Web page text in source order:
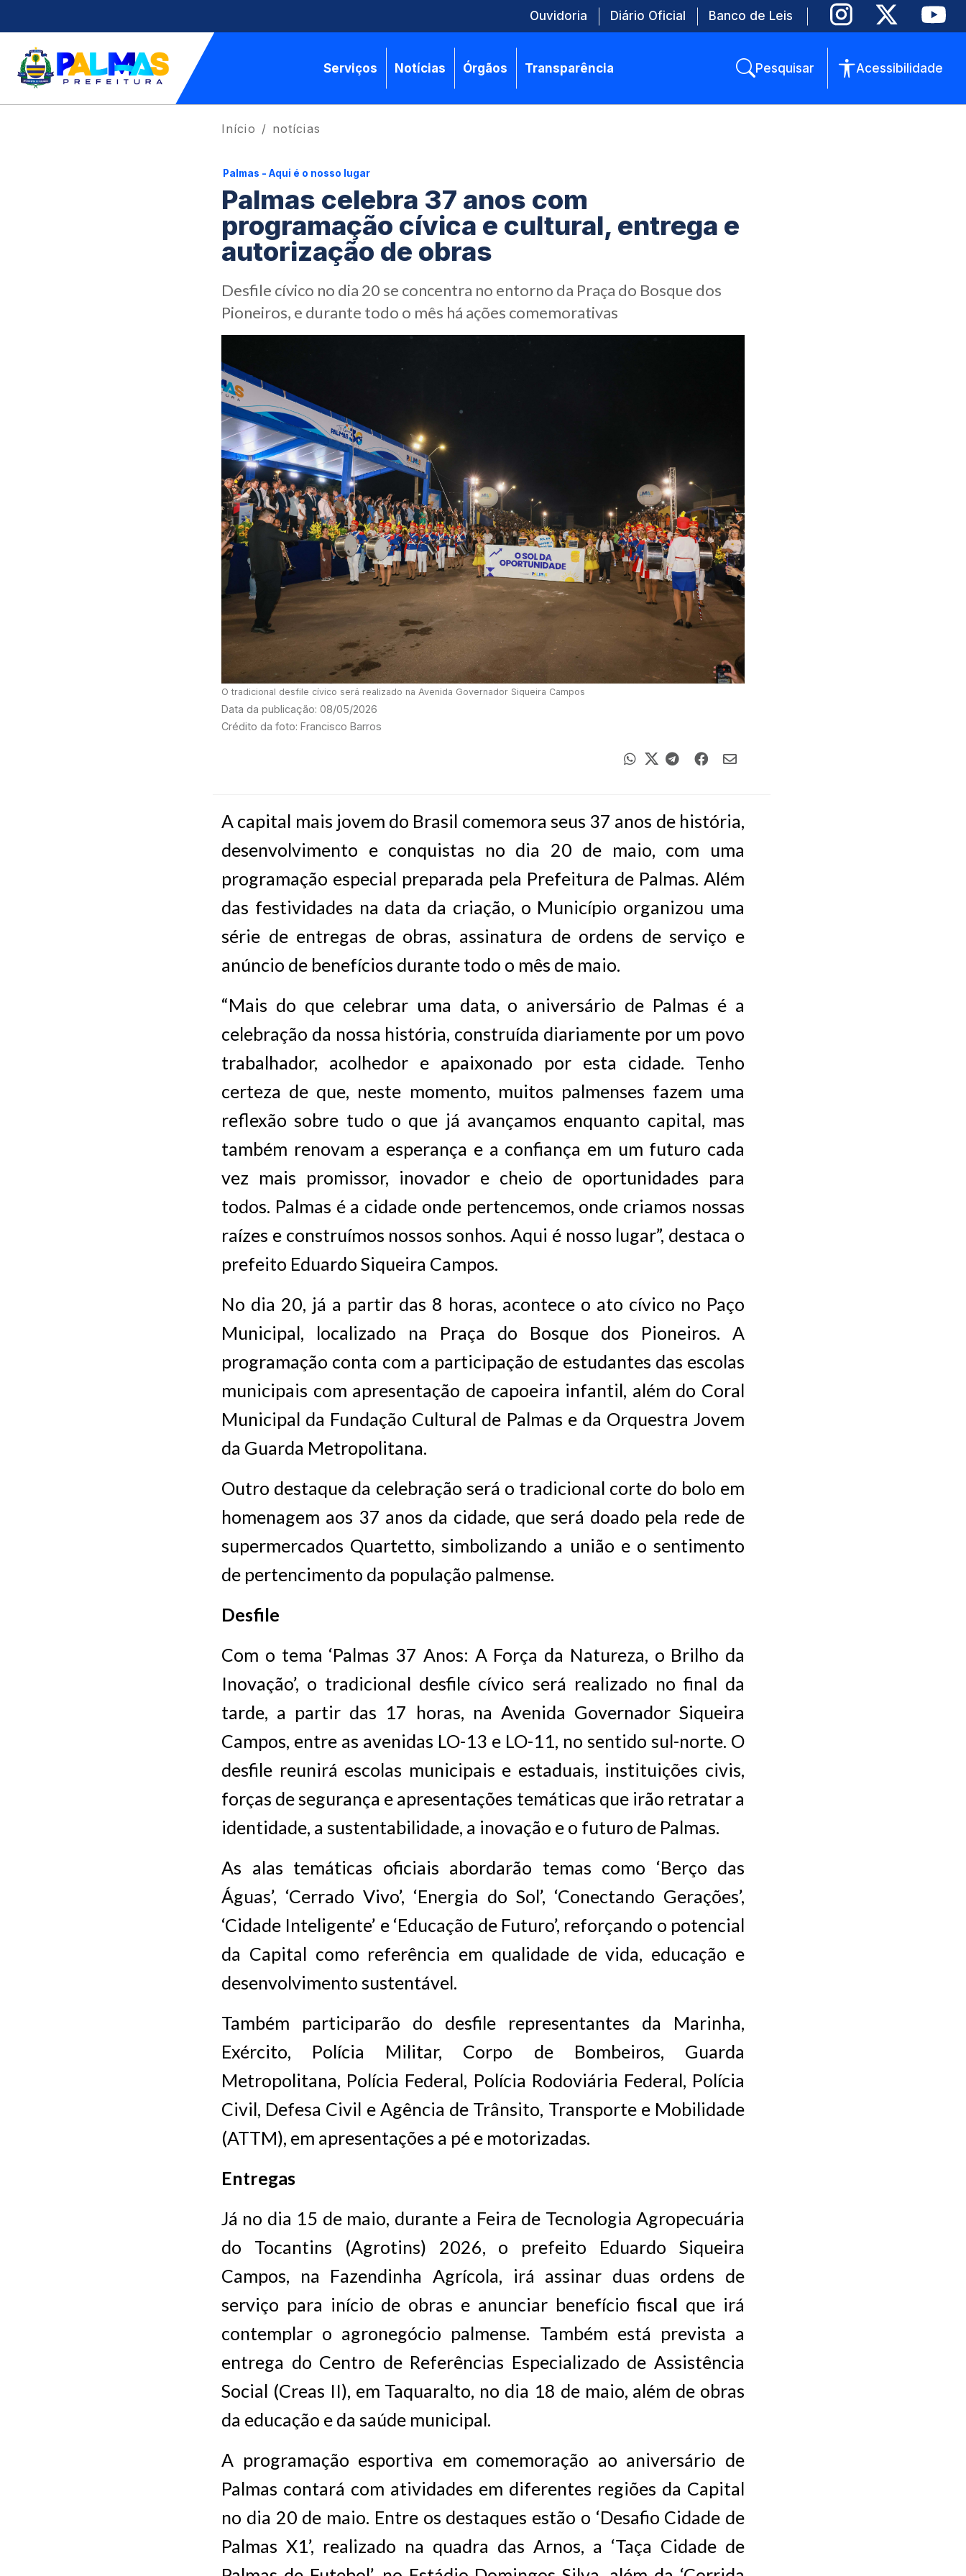
Ouvidoria Diário Oficial Banco de Leis
Serviços Notícias Órgãos Transparência Pesquisar Acessibilidade
Início notícias
Palmas - Aqui é o nosso lugar
Palmas celebra 37 anos com
programação cívica e cultural, entrega e
autorização de obras
Desfile cívico no dia 20 se concentra no entorno da Praça do Bosque dos
Pioneiros, e durante todo o mês há ações comemorativas
O tradicional desfile cívico será realizado na Avenida Governador Siqueira Campos
Data da publicação: 08/05/2026
Crédito da foto: Francisco Barros
A capital mais jovem do Brasil comemora seus 37 anos de história,
desenvolvimento e conquistas no dia 20 de maio, com uma
programação especial preparada pela Prefeitura de Palmas. Além
das festividades na data da criação, o Município organizou uma
série de entregas de obras, assinatura de ordens de serviço e
anúncio de benefícios durante todo o mês de maio.
“Mais do que celebrar uma data, o aniversário de Palmas é a
celebração da nossa história, construída diariamente por um povo
trabalhador, acolhedor e apaixonado por esta cidade. Tenho
certeza de que, neste momento, muitos palmenses fazem uma
reflexão sobre tudo o que já avançamos enquanto capital, mas
também renovam a esperança e a confiança em um futuro cada
vez mais promissor, inovador e cheio de oportunidades para
todos. Palmas é a cidade onde pertencemos, onde criamos nossas
raízes e construímos nossos sonhos. Aqui é nosso lugar”, destaca o
prefeito Eduardo Siqueira Campos.
No dia 20, já a partir das 8 horas, acontece o ato cívico no Paço
Municipal, localizado na Praça do Bosque dos Pioneiros. A
programação conta com a participação de estudantes das escolas
municipais com apresentação de capoeira infantil, além do Coral
Municipal da Fundação Cultural de Palmas e da Orquestra Jovem
da Guarda Metropolitana.
Outro destaque da celebração será o tradicional corte do bolo em
homenagem aos 37 anos da cidade, que será doado pela rede de
supermercados Quartetto, simbolizando a união e o sentimento
de pertencimento da população palmense.
Desfile
Com o tema ‘Palmas 37 Anos: A Força da Natureza, o Brilho da
Inovação’, o tradicional desfile cívico será realizado no final da
tarde, a partir das 17 horas, na Avenida Governador Siqueira
Campos, entre as avenidas LO-13 e LO-11, no sentido sul-norte. O
desfile reunirá escolas municipais e estaduais, instituições civis,
forças de segurança e apresentações temáticas que irão retratar a
identidade, a sustentabilidade, a inovação e o futuro de Palmas.
As alas temáticas oficiais abordarão temas como ‘Berço das
Águas’, ‘Cerrado Vivo’, ‘Energia do Sol’, ‘Conectando Gerações’,
‘Cidade Inteligente’ e ‘Educação de Futuro’, reforçando o potencial
da Capital como referência em qualidade de vida, educação e
desenvolvimento sustentável.
Também participarão do desfile representantes da Marinha,
Exército, Polícia Militar, Corpo de Bombeiros, Guarda
Metropolitana, Polícia Federal, Polícia Rodoviária Federal, Polícia
Civil, Defesa Civil e Agência de Trânsito, Transporte e Mobilidade
(ATTM), em apresentações a pé e motorizadas.
Entregas
Já no dia 15 de maio, durante a Feira de Tecnologia Agropecuária
do Tocantins (Agrotins) 2026, o prefeito Eduardo Siqueira
Campos, na Fazendinha Agrícola, irá assinar duas ordens de
serviço para início de obras e anunciar benefício fiscal que irá
contemplar o agronegócio palmense. Também está prevista a
entrega do Centro de Referências Especializado de Assistência
Social (Creas II), em Taquaralto, no dia 18 de maio, além de obras
da educação e da saúde municipal.
A programação esportiva em comemoração ao aniversário de
Palmas contará com atividades em diferentes regiões da Capital
no dia 20 de maio. Entre os destaques estão o ‘Desafio Cidade de
Palmas X1’, realizado na quadra das Arnos, a ‘Taça Cidade de